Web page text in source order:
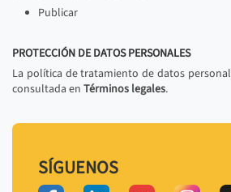
Publicar
PROTECCIÓN DE DATOS PERSONALES
La política de tratamiento de datos
consultada en Términos legales.
SÍGUENOS